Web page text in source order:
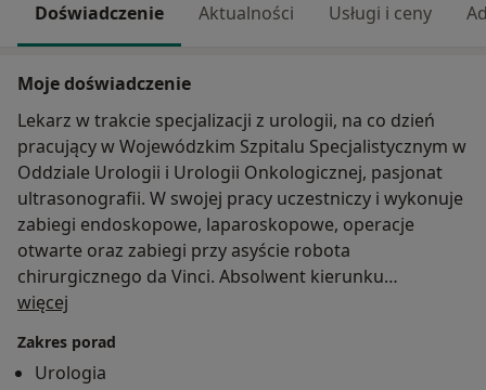
Doświadczenie Aktualności Usługi i ceny
Moje doświadczenie
Lekarz w trakcie specjalizacji z urologii, na co dzień
pracujący w Wojewódzkim Szpitalu Specjalistycznym w
Oddziale Urologii i Urologii Onkologicznej, pasjonat
ultrasonografii. W swojej pracy uczestniczy i wykonuje
zabiegi endoskopowe, laparoskopowe, operacje
otwarte oraz zabiegi przy asyście robota
chirurgicznego da Vinci. Absolwent kierunku
lekarskiego Collegium Medicum w Bydgoszczy
licznych konferencji krajowych i międzynarodowych,
wykładowca, stale poszerzający swoją wiedzę na
więcej
Zakres porad
Urologia